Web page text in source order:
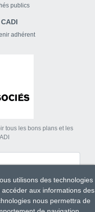
publics
adhérent
tous les bons plans et les
utilisons des technologies
aux informations des
nous permettra de